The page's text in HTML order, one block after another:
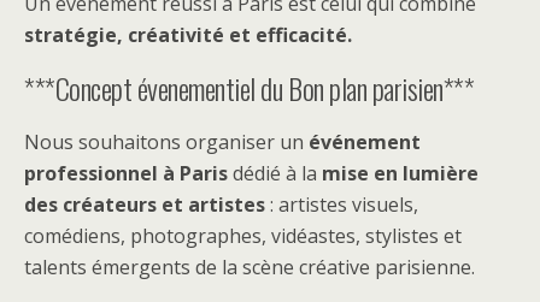
stratégie, créativité et efficacité.
***Concept évenementiel du Bon plan parisien***
Nous souhaitons organiser un événement
professionnel à Parisdédié à la mise en lumière
des créateurs et artistes: artistes visuels,
comédiens, photographes, vidéastes, stylistes et
talents émergents de la scène créative parisienne.